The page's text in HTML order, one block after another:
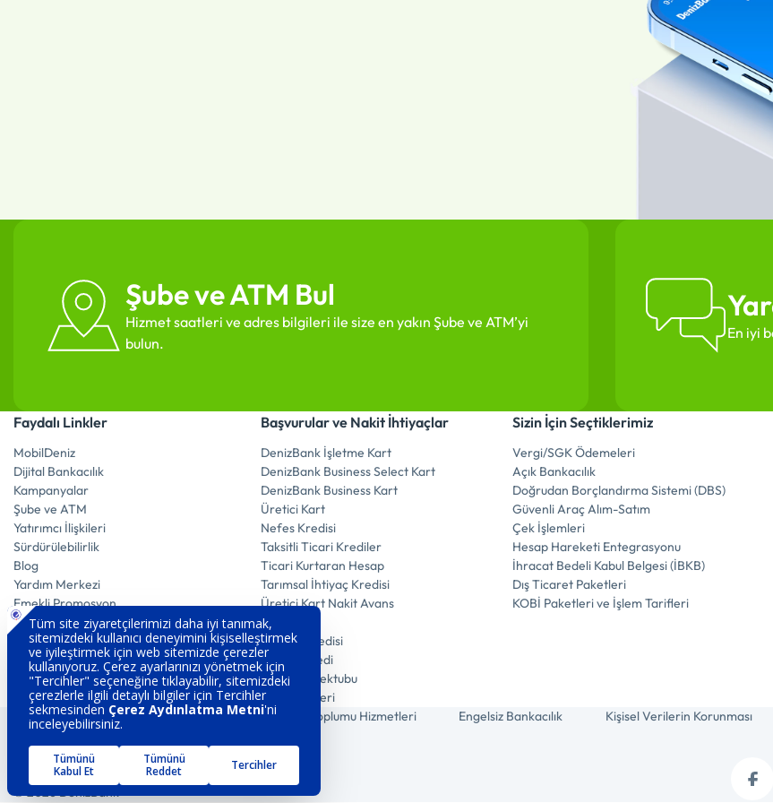
Şube ve ATM Bul
Hizmet saatleri ve adres bilgileri ile size en yakın Şube ve ATM’yi
bulun.
En iyi
Faydalı Linkler
MobilDeniz
Dijital Bankacılık
Kampanyalar
Şube ve ATM
Yatırımcı İlişkileri
Sürdürülebilirlik
Blog
Yardım Merkezi
Emekli Promosyon
Zaman Aşımı
Sürdürülebilirlik Raporları
Satılık Araçlar ve Gayrimenkuller
Başvurular ve Nakit İhtiyaçlar
DenizBank İşletme Kart
DenizBank Business Select Kart
DenizBank Business Kart
Üretici Kart
Nefes Kredisi
Taksitli Ticari Krediler
Ticari Kurtaran Hesap
Tarımsal İhtiyaç Kredisi
Üretici Kart Nakit Avans
Spot Kredi
İskonto Kredisi
Rotatif Kredi
Teminat Mektubu
POS İşlemleri
Sizin İçin Seçtiklerimiz
Vergi/SGK Ödemeleri
Açık Bankacılık
Doğrudan Borçlandırma Sistemi (DBS)
Güvenli Araç Alım-Satım
Çek İşlemleri
Hesap Hareketi Entegrasyonu
İhracat Bedeli Kabul Belgesi (İBKB)
Dış Ticaret Paketleri
KOBİ Paketleri ve İşlem Tarifleri
Çerez Aydınlatma Gizlilik Politikası Bilgi Toplumu Hizmetleri Engelsiz Bankacılık Kişisel Verilerin Korunması
© 2026 DenizBank